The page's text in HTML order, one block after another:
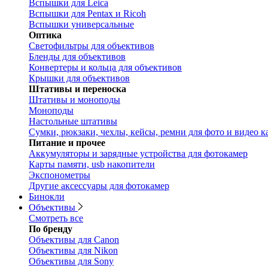
Вспышки для Leica
Вспышки для Pentax и Ricoh
Вспышки универсальные
Оптика
Светофильтры для объективов
Бленды для объективов
Конвертеры и кольца для объективов
Крышки для объективов
Штативы и переноска
Штативы и моноподы
Моноподы
Настольные штативы
Сумки, рюкзаки, чехлы, кейсы, ремни для фото и видео
Питание и прочее
Аккумуляторы и зарядные устройства для фотокамер
Карты памяти, usb накопители
Экспонометры
Другие аксессуары для фотокамер
Бинокли
Объективы
Смотреть все
По бренду
Объективы для Canon
Объективы для Nikon
Объективы для Sony